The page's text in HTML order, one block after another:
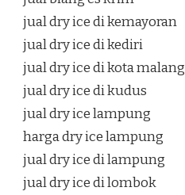
jual dry ice di kemayoran
jual dry ice di kediri
jual dry ice di kota malang
jual dry ice di kudus
jual dry ice lampung
harga dry ice lampung
jual dry ice di lampung
jual dry ice di lombok